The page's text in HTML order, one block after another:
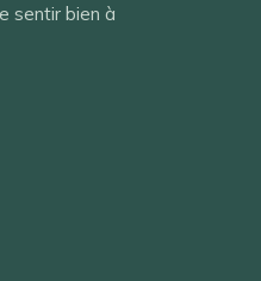
sentir bien à